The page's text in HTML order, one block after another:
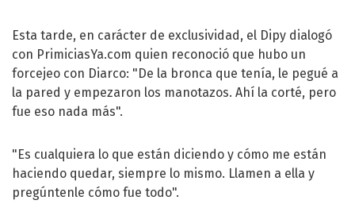
Esta tarde, en carácter de exclusividad, el Dipy dialogó
con PrimiciasYa.com quien reconoció que hubo un
forcejeo con Diarco: "De la bronca que tenía, le pegué a
la pared y empezaron los manotazos. Ahí la corté, pero
fue eso nada más".
"Es cualquiera lo que están diciendo y cómo me están
haciendo quedar, siempre lo mismo. Llamen a ella y
pregúntenle cómo fue todo".